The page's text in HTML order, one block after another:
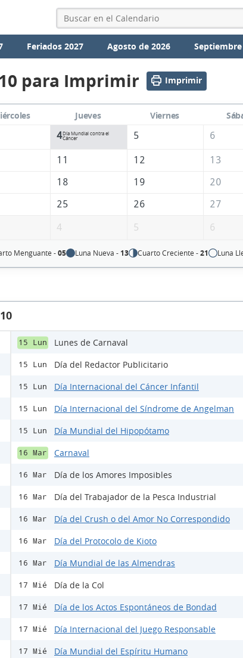
Feriados 2027 Agosto de 2026
para Imprimir Imprimir
Jueves Viernes
4Día Mundial contra el
Cáncer
5 6
11 12
13
18 19
20
25 26
27
4 5 6
Menguante -05 Luna Nueva - 13 Cuarto Creciente -21 Luna
15 Lun Lunes de Carnaval
15 Lun Día del Redactor Publicitario
15 Lun Día Internacional del Cáncer Infantil
15 Lun Día Internacional del Síndrome de Angelman
15 Lun Día Mundial del Hipopótamo
16 Mar Carnaval
16 Mar Día de los Amores Imposibles
16 Mar Día del Trabajador de la Pesca Industrial
16 Mar Día del Crush o del Amor No Correspondido
16 Mar Día del Protocolo de Kioto
16 Mar Día Mundial de las Almendras
17 Mié Día de la Col
17 Mié Día de los Actos Espontáneos de Bondad
17 Mié Día Internacional del Juego Responsable
17 Mié Día Mundial del Espíritu Humano